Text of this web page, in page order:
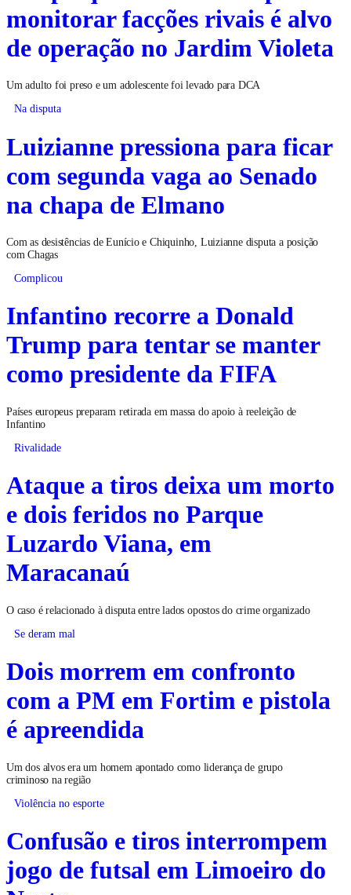
monitorar facções rivais é alvo
de operação no Jardim Violeta
Um adulto foi preso e um adolescente foi levado para DCA
Na disputa
Luizianne pressiona para ficar
com segunda vaga ao Senado
na chapa de Elmano
Com as desistências de Eunício e Chiquinho, Luizianne disputa a posição
com Chagas
Complicou
Infantino recorre a Donald
Trump para tentar se manter
como presidente da FIFA
Países europeus preparam retirada em massa do apoio à reeleição de
Infantino
Rivalidade
Ataque a tiros deixa um morto
e dois feridos no Parque
Luzardo Viana, em
Maracanaú
O caso é relacionado à disputa entre lados opostos do crime organizado
Se deram mal
Dois morrem em confronto
com a PM em Fortim e pistola
é apreendida
Um dos alvos era um homem apontado como liderança de grupo
criminoso na região
Violência no esporte
Confusão e tiros interrompem
jogo de futsal em Limoeiro do